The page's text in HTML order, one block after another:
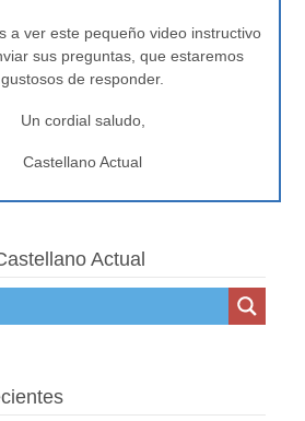
a ver este pequeño video instructivo
sus preguntas, que estaremos
gustosos de responder.
Un cordial saludo,
Castellano Actual
Actual